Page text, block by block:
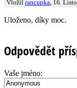
Vložil rancupka , 16.
Uloženo, díky moc.
Odpovědět
Vaše jméno: